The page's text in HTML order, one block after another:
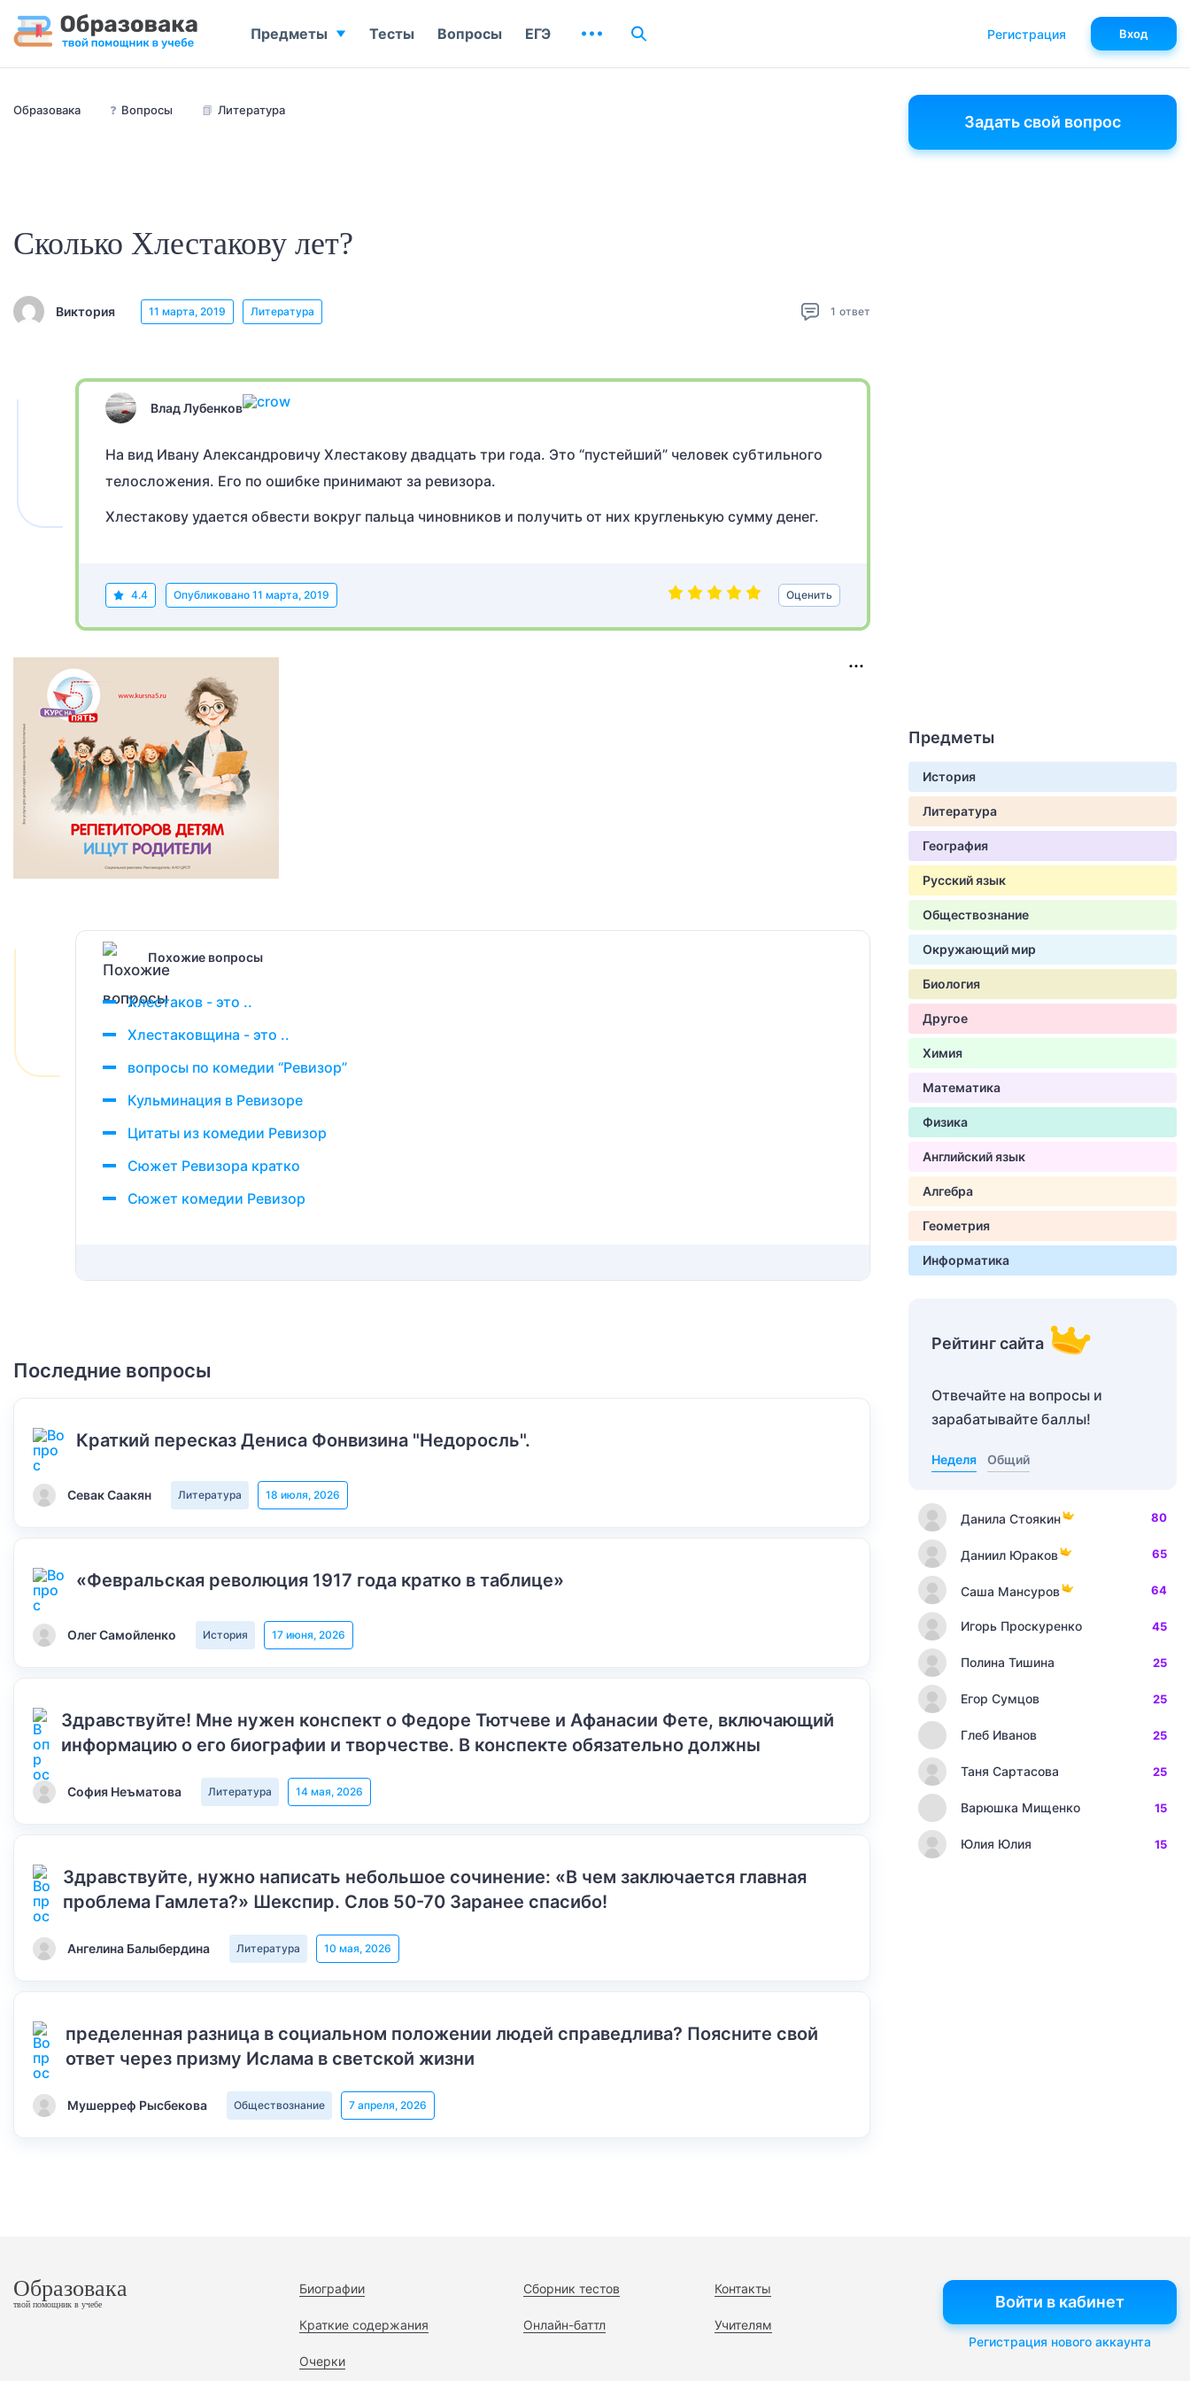
Образовака ❓ Вопросы 📗 Литература
Сколько Хлестакову лет?
Виктория 11 марта, 2019 Литература 1 ответ
Влад Лубенков
На вид Ивану Александровичу Хлестакову двадцать три года. Это “пустейший” человек субтильного
телосложения. Его по ошибке принимают за ревизора.
Хлестакову удается обвести вокруг пальца чиновников и получить от них кругленькую сумму денег.
4.4 Опубликовано 11 марта, 2019 Оценить
Похожие вопросы
Хлестаков - это ..
Хлестаковщина - это ..
вопросы по комедии “Ревизор”
Кульминация в Ревизоре
Цитаты из комедии Ревизор
Сюжет Ревизора кратко
Сюжет комедии Ревизор
Последние вопросы
Краткий пересказ Дениса Фонвизина "Недоросль".
Севак Саакян Литература 18 июля, 2026
«Февральская революция 1917 года кратко в таблице»
Олег Самойленко История 17 июня, 2026
Здравствуйте! Мне нужен конспект о Федоре Тютчеве и Афанасии Фете, включающий
информацию о его биографии и творчестве. В конспекте обязательно должны
София Неъматова Литература 14 мая, 2026
Здравствуйте, нужно написать небольшое сочинение: «В чем заключается главная
проблема Гамлета?» Шекспир. Слов 50-70 Заранее спасибо!
Ангелина Балыбердина Литература 10 мая, 2026
пределенная разница в социальном положении людей справедлива? Поясните свой
ответ через призму Ислама в светской жизни
Мушерреф Рысбекова Обществознание 7 апреля, 2026
Задать свой вопрос
Предметы
История
Литература
География
Русский язык
Обществознание
Окружающий мир
Биология
Другое
Химия
Математика
Физика
Английский язык
Алгебра
Геометрия
Информатика
Рейтинг сайта
Отвечайте на вопросы и
зарабатывайте баллы!
Неделя Общий
Данила Стоякин 80
Даниил Юраков 65
Саша Мансуров 64
Игорь Проскуренко 45
Полина Тишина 25
Егор Сумцов 25
Глеб Иванов 25
Таня Сартасова 25
Варюшка Мищенко 15
Юлия Юлия 15
Предметы Тесты Вопросы ЕГЭ Регистрация Вход
Образовака
твой помощник в учебе
Биографии
Краткие содержания
Очерки
Сборник тестов
Онлайн-баттл
Контакты
Учителям
Войти в кабинет
Регистрация нового аккаунта